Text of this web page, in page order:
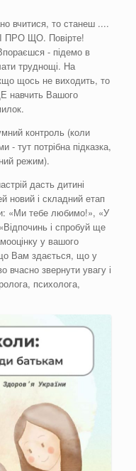
вчитися, то станеш ....
ПРО ЩО. Повірте!
- підемо в
труднощі. На
щось не виходить, то
навчить Вашого
контроль (коли
- тут потрібна підказка,
режим).
дасть дитині
новий і складний етап
«Ми тебе любимо!», «У
і спробуй ще
у вашого
Вам здається, що у
звернути увагу і
психолога,